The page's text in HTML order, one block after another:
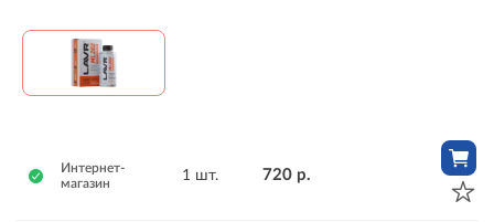
Интернет-
магазин
1 шт. 720 р.